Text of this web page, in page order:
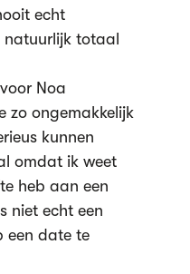
echt
totaal
Noa
zo ongemakkelijk
kunnen
omdat ik weet
heb aan een
niet echt een
een date te